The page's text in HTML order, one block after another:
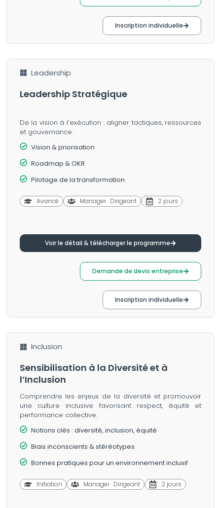
Inscription individuelle
Leadership
Leadership Stratégique
De la vision à l’exécution : aligner tactiques, ressources
et gouvernance.
Vision & priorisation
Roadmap & OKR
Pilotage de la transformation
Avancé Manager · Dirigeant 2 jours
Voir le détail & télécharger le programme
Demande de devis entreprise
Inscription individuelle
Inclusion
Sensibilisation à la Diversité et à
l’Inclusion
Comprendre les enjeux de la diversité et promouvoir
une culture inclusive favorisant respect, équité et
performance collective.
Notions clés : diversité, inclusion, équité
Biais inconscients & stéréotypes
Bonnes pratiques pour un environnement inclusif
Initiation Manager · Dirigeant 2 jours